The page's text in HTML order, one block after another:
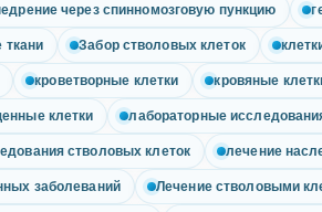
через спинномозговую пункцию
Забор стволовых клеток
кроветворные клетки кровяные
клетки лабораторные
стволовых клеток лечение
заболеваний Лечение стволовыми